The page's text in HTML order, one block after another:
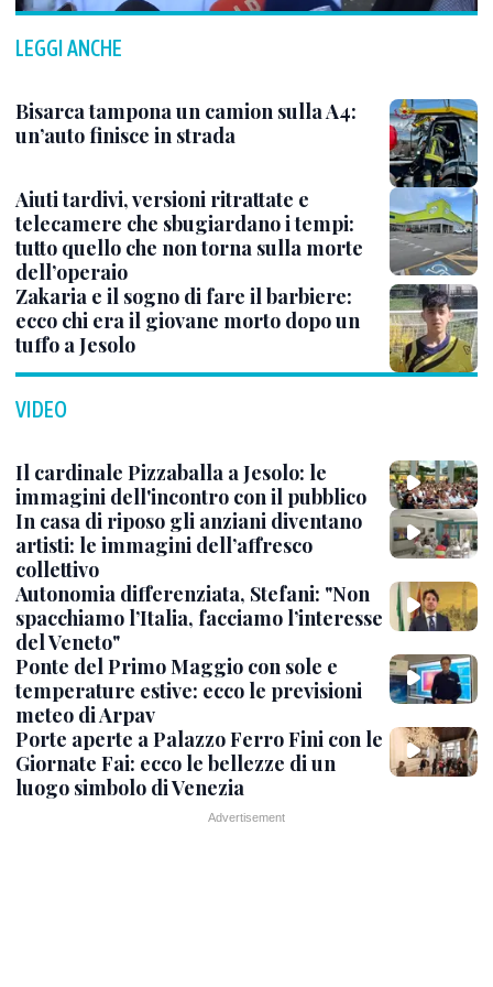
LEGGI ANCHE
Bisarca tampona un camion sulla A4:
un’auto finisce in strada
Aiuti tardivi, versioni ritrattate e
telecamere che sbugiardano i tempi:
tutto quello che non torna sulla morte
dell’operaio
Zakaria e il sogno di fare il barbiere:
ecco chi era il giovane morto dopo un
tuffo a Jesolo
VIDEO
Il cardinale Pizzaballa a Jesolo: le
immagini dell'incontro con il pubblico
In casa di riposo gli anziani diventano
artisti: le immagini dell’affresco
collettivo
Autonomia differenziata, Stefani: "Non
spacchiamo l’Italia, facciamo l’interesse
del Veneto"
Ponte del Primo Maggio con sole e
temperature estive: ecco le previsioni
meteo di Arpav
Porte aperte a Palazzo Ferro Fini con le
Giornate Fai: ecco le bellezze di un
luogo simbolo di Venezia